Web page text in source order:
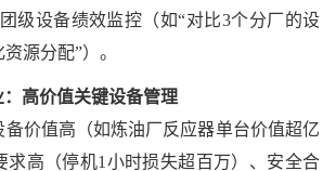
级设备绩效监控（如“对比3个分厂的设
源分配”）。
高价值关键设备管理
备价值高（如炼油厂反应器单台价值超亿
求高（停机1小时损失超百万）、安全合